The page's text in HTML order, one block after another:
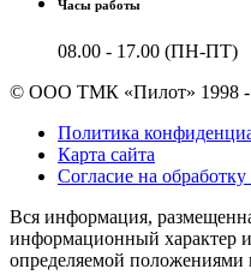
Часы работы
08.00 - 17.00 (ПН-ПТ)
© ООО ТМК «Пилот» 1998 -
Политика
Карта сайта
Согласие на
Вся информация,
информационный характер
определяемой